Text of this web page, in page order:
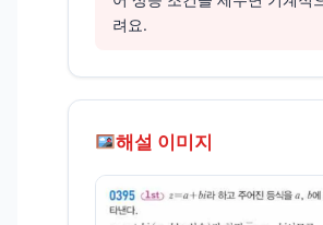
려요.
해설 이미지